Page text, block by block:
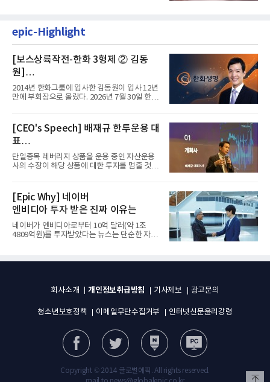
epic-Highlight
[보스상륙작전-한화 3형제 ② 김동
원]
입사 12년 만에 금융계열 수장 등극
2014년 한화그룹에 입사한 김동원이 입사 12년
만에 부회장으로 올랐다. 2026년 7월 30일 한화
[CEO's Speech] 배재규 한투운용 대
표
“개별종목 레버리지 투자 지금이라도
멈춰라”
단일종목 레버리지 상품을 운용 중인 자산운용
사의 수장이 해당 상품에 대한 투자를 멈출 것을
[Epic Why] 네이버
엔비디아 투자 받은 진짜 이유는
네이버가 엔비디아로부터 10억 달러(약 1조
4809억원)를 투자받았다는 뉴스는 단순한 자금
회사소개 개인정보취급방침 기사제보 광고문의
청소년보호정책 이메일무단수집거부 인터넷신문윤리강령
Copyright © 2014 글로벌에픽. All rights reserved.